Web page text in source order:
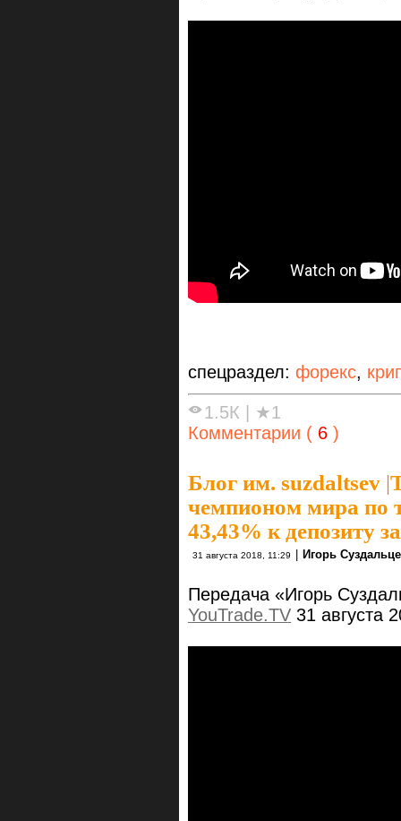
спецраздел: форекс,
1.5К
★1
Комментарии ( 6 )
Блог им. suzdaltsev |
чемпионом мира по
43,43% к депозиту
31 августа 2018, 11:29 Игорь
Передача «Игорь
YouTrade.TV 31 августа